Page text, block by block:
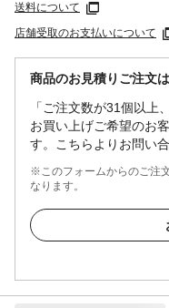
送料について
店舗受取のお支払いについて
商品のお見積りご注文
「ご注文数が31個以上
お買い上げご希望のお
す。こちらよりお問い
※このフォームからのご注
なります。